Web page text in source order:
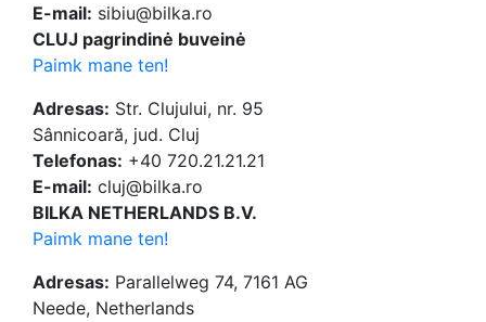
E-mail: sibiu@bilka.ro
CLUJ pagrindinė buveinė
Paimk mane ten!
Adresas: Str. Clujului, nr. 95
Sânnicoară, jud. Cluj
Telefonas: +40 720.21.21.21
E-mail: cluj@bilka.ro
BILKA NETHERLANDS B.V.
Paimk mane ten!
Adresas: Parallelweg 74, 7161 AG
Neede, Netherlands